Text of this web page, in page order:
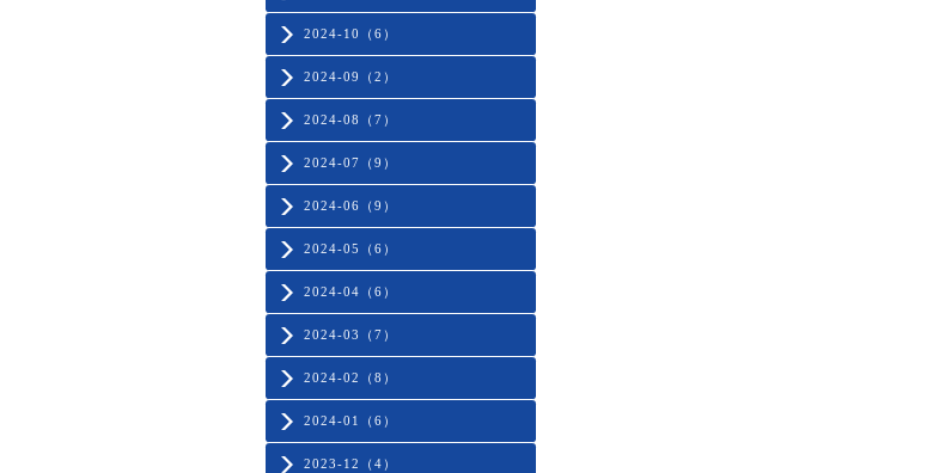
2024-10（6）
2024-09（2）
2024-08（7）
2024-07（9）
2024-06（9）
2024-05（6）
2024-04（6）
2024-03（7）
2024-02（8）
2024-01（6）
2023-12（4）